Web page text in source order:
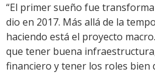
“El primer sueño fue
dio en 2017. Más allá de la
haciendo está el proyecto
que tener buena
financiero y tener los roles bien